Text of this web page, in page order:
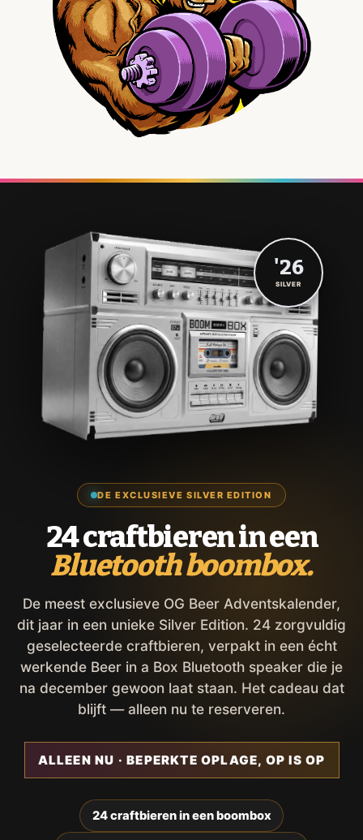
DE EXCLUSIEVE SILVER EDITION
24 craftbieren in een
Bluetooth boombox.
De meest exclusieve OG Beer Adventskalender,
dit jaar in een unieke Silver Edition. 24 zorgvuldig
geselecteerde craftbieren, verpakt in een écht
werkende Beer in a Box Bluetooth speaker die je
na december gewoon laat staan. Het cadeau dat
blijft — alleen nu te reserveren.
ALLEEN NU · BEPERKTE OPLAGE, OP IS OP
24 craftbieren in een boombox
'26
SILVER